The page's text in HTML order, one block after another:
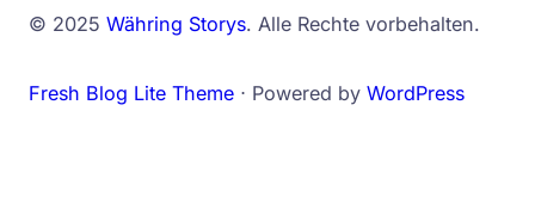
© 2025 Währing Storys. Alle Rechte vorbehalten.
Fresh Blog Lite Theme ⋅ Powered by WordPress